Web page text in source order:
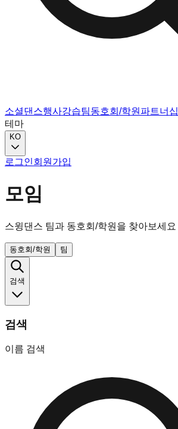
소셜댄스행사강습팀동호회/학원 파트너십
테마
KO
로그인회원가입
모임
스윙댄스 팀과 동호회/학원을 찾아보세요
동호회/학원 팀
검색
검색
이름 검색